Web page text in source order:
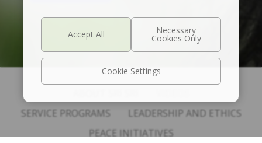
SERVICE PROGRAMS
LEADERSHIP AND ETHICS
PEACE INITIATIVES
Cookie Settings